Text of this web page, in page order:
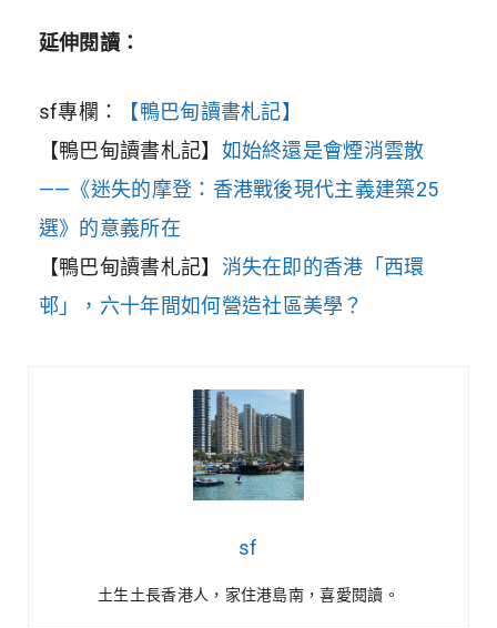
延伸閱讀：
sf專欄：
【鴨巴甸讀書札記】
【鴨巴甸讀書札記】 如始終還是會煙消雲散
——《迷失的摩登：香港戰後現代主義建築25
選》的意義所在
【鴨巴甸讀書札記】 消失在即的香港「西環
邨」，六十年間如何營造社區美學？
sf
土生土長香港人，家住港島南，喜愛閱讀。